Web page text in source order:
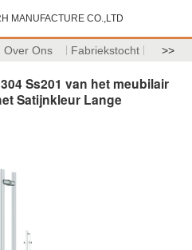
MANUFACTURE CO.,LTD
Over Ons Fabriekstocht >>
Ss201 van het meubilair
Satijnkleur Lange